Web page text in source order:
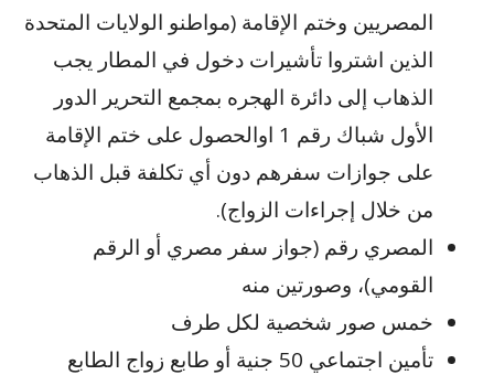
المصريين وختم الإقامة (مواطنو الولايات المتحدة
الذين اشتروا تأشيرات دخول في المطار يجب
الذهاب إلى دائرة الهجره بمجمع التحرير الدور
الأول شباك رقم 1 اوالحصول على ختم الإقامة
على جوازات سفرهم دون أي تكلفة قبل الذهاب
من خلال إجراءات الزواج).
المصري رقم (جواز سفر مصري أو الرقم
القومي)، وصورتين منه
خمس صور شخصية لكل طرف
تأمين اجتماعي 50 جنية أو طابع زواج الطابع